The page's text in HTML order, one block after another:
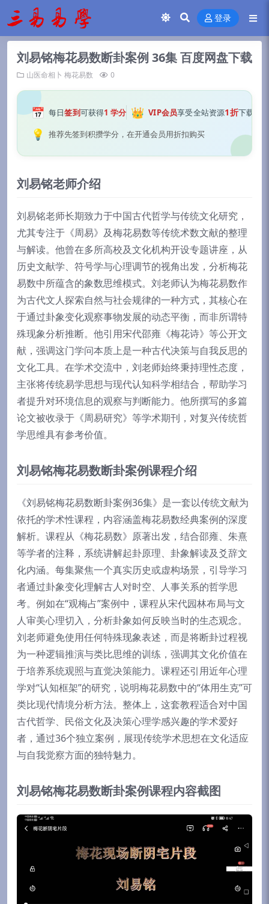
登录
刘易铭梅花易数断卦案例 36集 百度网盘下载
山医命相卜 梅花易数 0
📅 每日签到可获得1 学分 👑 VIP会员享受全站资源1折下载
💡 推荐先签到积攒学分，在开通会员用折扣购买
刘易铭老师介绍
刘易铭老师长期致力于中国古代哲学与传统文化研究，
尤其专注于《周易》及梅花易数等传统术数文献的整理
与解读。他曾在多所高校及文化机构开设专题讲座，从
历史文献学、符号学与心理调节的视角出发，分析梅花
易数中所蕴含的象数思维模式。刘老师认为梅花易数作
为古代文人探索自然与社会规律的一种方式，其核心在
于通过卦象变化观察事物发展的动态平衡，而非所谓特
殊现象分析推断。他引用宋代邵雍《梅花诗》等公开文
献，强调这门学问本质上是一种古代决策与自我反思的
文化工具。在学术交流中，刘老师始终秉持理性态度，
主张将传统易学思想与现代认知科学相结合，帮助学习
者提升对环境信息的观察与判断能力。他所撰写的多篇
论文被收录于《周易研究》等学术期刊，对复兴传统哲
学思维具有参考价值。
刘易铭梅花易数断卦案例课程介绍
《刘易铭梅花易数断卦案例36集》是一套以传统文献为
依托的学术性课程，内容涵盖梅花易数经典案例的深度
解析。课程从《梅花易数》原著出发，结合邵雍、朱熹
等学者的注释，系统讲解起卦原理、卦象解读及爻辞文
化内涵。每集聚焦一个真实历史或虚构场景，引导学习
者通过卦象变化理解古人对时空、人事关系的哲学思
考。例如在“观梅占”案例中，课程从宋代园林布局与文
人审美心理切入，分析卦象如何反映当时的生态观念。
刘老师避免使用任何特殊现象表述，而是将断卦过程视
为一种逻辑推演与类比思维的训练，强调其文化价值在
于培养系统观照与直觉决策能力。课程还引用近年心理
学对“认知框架”的研究，说明梅花易数中的“体用生克”可
类比现代情境分析方法。整体上，这套教程适合对中国
古代哲学、民俗文化及决策心理学感兴趣的学术爱好
者，通过36个独立案例，展现传统学术思想在文化适应
与自我觉察方面的独特魅力。
刘易铭梅花易数断卦案例课程内容截图